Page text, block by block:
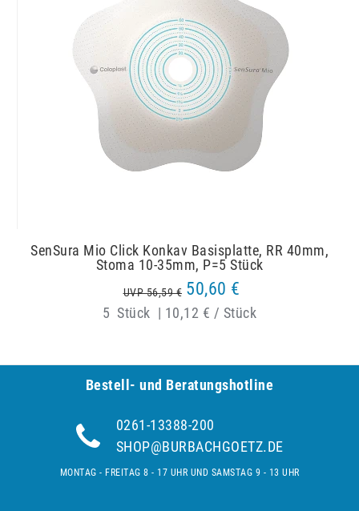
SenSura Mio Click Konkav Basisplatte, RR 40mm,
Stoma 10-35mm, P=5 Stück
UVP 56,59 € 50,60 €
5 Stück | 10,12 € / Stück
Bestell- und Be­ra­tungs­hot­line
0261-13388-200
SHOP@BURBACHGOETZ.DE
MONTAG - FREITAG 8 - 17 UHR UND SAMSTAG 9 - 13 UHR